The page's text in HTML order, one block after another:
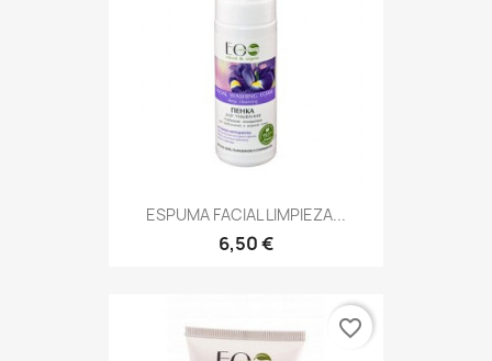
ESPUMA FACIAL LIMPIEZA...
6,50 €
favorite_border